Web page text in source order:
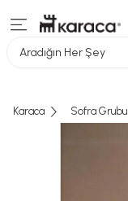
Aradığın Her Şey
Karaca Sofra Grubu